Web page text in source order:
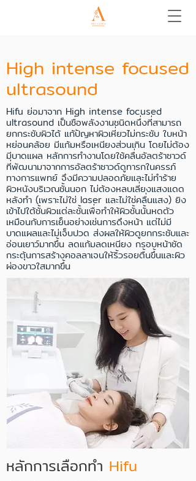
Hifu ย่อมาจาก High intense focused
ultrasound เป็นชื่อพลังงานชนิดหนึ่งที่สามารถ
ยกกระชับผิวได้ แก้ปัญหาผิวเหี่ยวไม่กระชับ ใบหน้า
หย่อนคล้อย มีแก้มหรือเหนียงส่วนเกิน โดยไม่ต้อง
มีบาดแผล หลักการทำงานโดยใช้คลื่นอัลตร้าซาวด์
ที่พัฒนามาจากการอัลตร้าซาวด์ดูทารกในครรภ์
ทางการแพทย์ จึงมีความปลอดภัยและไม่ทำร้าย
ผิวหนังบริเวณชั้นนอก ไม่ต้องหลบเลี่ยงแสงแดด
หลังทำ (เพราะไม่ใช่ laser และไม่ใช่คลื่นแสง) ยิง
เข้าไปใต้ชั้นผิวแต่ละชั้นเพื่อทำให้ผิวชั้นนั้นหดตัว
เหมือนกับการเย็นอย่างเช่นการดึงหน้า แต่ไม่มี
บาดแผลและไม่เจ็บปวด ส่งผลให้ผิวดูยกกระชับและ
อ่อนเยาว์มากขึ้น ลดแก้มลดเหนียง กรอบหน้าชัด
กระตุ้นการสร้างคอลลาเจนให้ริ้วรอยตื้นขึ้นและผิว
ผ่องขาวใสมากขึ้น
High intense focused
ultrasound
หลักการ​เลือก​ทำ​ Hifu